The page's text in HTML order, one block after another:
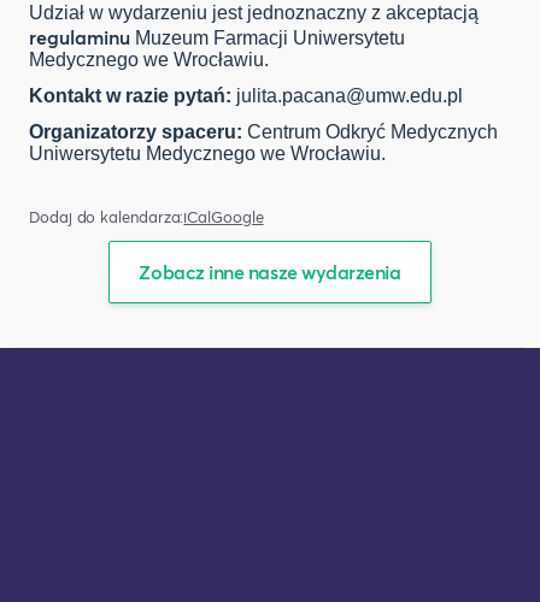
Udział w wydarzeniu jest jednoznaczny z akceptacją
regulaminu Muzeum Farmacji Uniwersytetu
Medycznego we Wrocławiu.
Kontakt w razie pytań: julita.pacana@umw.edu.pl
Organizatorzy spaceru: Centrum Odkryć Medycznych
Uniwersytetu Medycznego we Wrocławiu.
Dodaj do kalendarza:iCalGoogle
Zobacz inne nasze wydarzenia